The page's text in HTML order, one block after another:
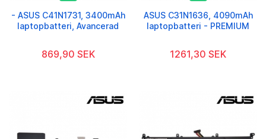
- ASUS C41N1731, 3400mAh
laptopbatteri, Avancerad
869,90 SEK
ASUS C31N1636, 4090mAh
laptopbatteri - PREMIUM
1261,30 SEK